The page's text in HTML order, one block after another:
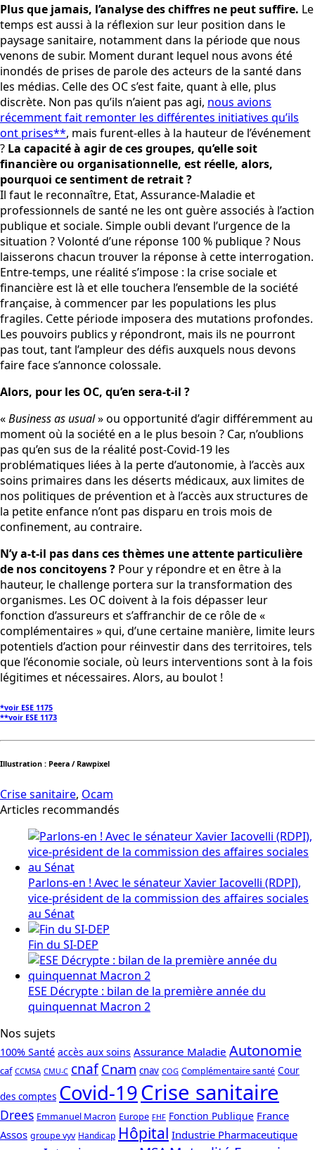
Plus que jamais, l’analyse des chiffres ne peut suffire. Le
temps est aussi à la réflexion sur leur position dans le
paysage sanitaire, notamment dans la période que nous
venons de subir. Moment durant lequel nous avons été
inondés de prises de parole des acteurs de la santé dans
les médias. Celle des OC s’est faite, quant à elle, plus
discrète. Non pas qu’ils n’aient pas agi, nous avions
récemment fait remonter les différentes initiatives qu’ils
ont prises**, mais furent-elles à la hauteur de l’événement
? La capacité à agir de ces groupes, qu’elle soit
financière ou organisationnelle, est réelle, alors,
pourquoi ce sentiment de retrait ?
Il faut le reconnaître, Etat, Assurance-Maladie et
professionnels de santé ne les ont guère associés à l’action
publique et sociale. Simple oubli devant l’urgence de la
situation ? Volonté d’une réponse 100 % publique ? Nous
laisserons chacun trouver la réponse à cette interrogation.
Entre-temps, une réalité s’impose : la crise sociale et
financière est là et elle touchera l’ensemble de la société
française, à commencer par les populations les plus
fragiles. Cette période imposera des mutations profondes.
Les pouvoirs publics y répondront, mais ils ne pourront
pas tout, tant l’ampleur des défis auxquels nous devons
faire face s’annonce colossale.
Alors, pour les OC, qu’en sera-t-il ?
«Business as usual» ou opportunité d’agir différemment au
moment où la société en a le plus besoin ? Car, n’oublions
pas qu’en sus de la réalité post-Covid-19 les
problématiques liées à la perte d’autonomie, à l’accès aux
soins primaires dans les déserts médicaux, aux limites de
nos politiques de prévention et à l’accès aux structures de
la petite enfance n’ont pas disparu en trois mois de
confinement, au contraire.
N’y a-t-il pas dans ces thèmes une attente particulière
de nos concitoyens ? Pour y répondre et en être à la
hauteur, le challenge portera sur la transformation des
organismes. Les OC doivent à la fois dépasser leur
fonction d’assureurs et s’affranchir de ce rôle de «
complémentaires » qui, d’une certaine manière, limite leurs
potentiels d’action pour réinvestir dans des territoires, tels
que l’économie sociale, où leurs interventions sont à la fois
légitimes et nécessaires. Alors, au boulot !
*voir ESE 1175
**voir ESE 1173
Illustration : Peera / Rawpixel
Crise sanitaire, Ocam
Articles recommandés
Parlons-en ! Avec le sénateur Xavier Iacovelli (RDPI),
vice-président de la commission des affaires sociales
au Sénat
Fin du SI-DEP
ESE Décrypte : bilan de la première année du
quinquennat Macron 2
Nos sujets
100% Santé accès aux soins Assurance Maladie Autonomie
caf CCMSA CMU-C cnaf Cnam cnav COG Complémentaire santé Cour
des comptes Covid-19Crise sanitaire
Drees Emmanuel Macron Europe FHF Fonction Publique France
Assos groupe vyv Handicap Hôpital Industrie Pharmaceutique